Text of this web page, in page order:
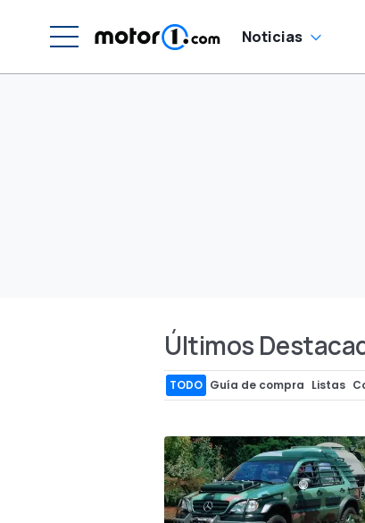
Noticias
Últimos
TODO Guía de compra Listas